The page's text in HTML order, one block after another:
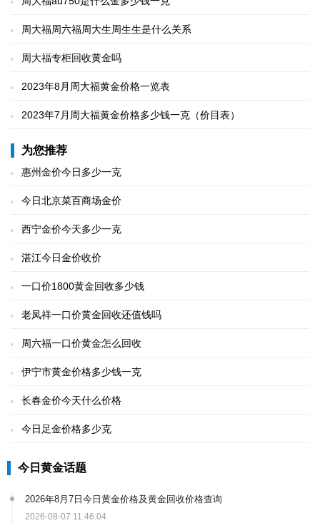
周大福周六福周大生周生生是什么关系
周大福专柜回收黄金吗
2023年8月周大福黄金价格一览表
2023年7月周大福黄金价格多少钱一克（价目表）
为您推荐
惠州金价今日多少一克
今日北京菜百商场金价
西宁金价今天多少一克
湛江今日金价收价
一口价1800黄金回收多少钱
老凤祥一口价黄金回收还值钱吗
周六福一口价黄金怎么回收
伊宁市黄金价格多少钱一克
长春金价今天什么价格
今日足金价格多少克
今日黄金话题
2026年8月7日今日黄金价格及黄金回收价格查询
2026-08-07 11:46:04